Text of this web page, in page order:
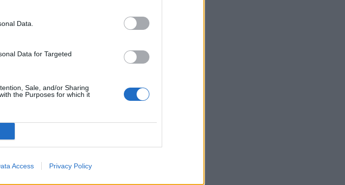
Data.
Data for Targeted
Sale, and/or Sharing
the Purposes for which it
Access Privacy Policy